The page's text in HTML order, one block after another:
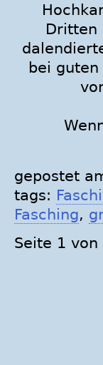
Dritten
bei
gepostet
tags:
Fasching,
Seite 1 von